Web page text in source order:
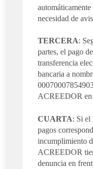
necesidad de
TERCERA:
partes, el pago
transferencia
bancaria a
ACREEDOR en
CUARTA: Si el
pagos
incumplimiento
ACREEDOR
denuncia en